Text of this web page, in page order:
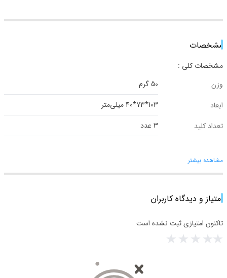
مشخصات
مشخصات کلی :
وزن
50 گرم
ابعاد
103*73*40 میلی‌متر
تعداد کلید
3 عدد
مشاهده بیشتر
امتیاز و دیدگاه کاربران
تاکنون امتیازی ثبت نشده است